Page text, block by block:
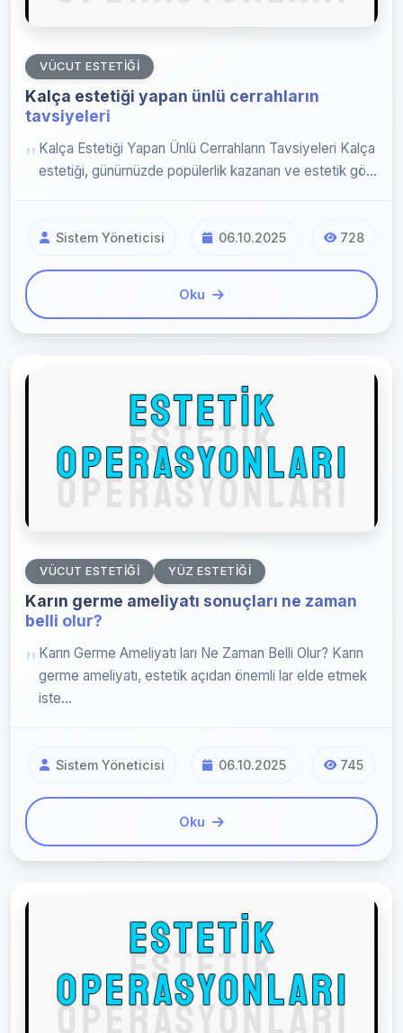
VÜCUT ESTETIĞI
Kalça estetiği yapan ünlü cerrahların
tavsiyeleri
Kalça Estetiği Yapan Ünlü Cerrahların Tavsiyeleri Kalça
estetiği, günümüzde popülerlik kazanan ve estetik gö...
Sistem Yöneticisi 06.10.2025 728
Oku
VÜCUT ESTETIĞI YÜZ ESTETIĞI
Karın germe ameliyatı sonuçları ne zaman
belli olur?
Karın Germe Ameliyatı ları Ne Zaman Belli Olur? Karın
germe ameliyatı, estetik açıdan önemli lar elde etmek
iste...
Sistem Yöneticisi 06.10.2025 745
Oku